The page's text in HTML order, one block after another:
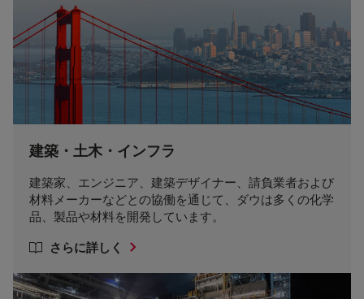
建築・土木・インフラ
建築家、エンジニア、建築デザイナー、請負業者および
材料メーカーなどとの協働を通じて、ダウは多くの化学
品、製品や材料を開発しています。
さらに詳しく